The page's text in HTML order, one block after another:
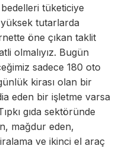
tüketiciye
yüksek tutarlarda
öne çıkan taklit
olmalıyız. Bugün
sadece 180 oto
kirası olan bir
eden bir işletme varsa
gıda sektöründe
mağdur eden,
ve ikinci el araç